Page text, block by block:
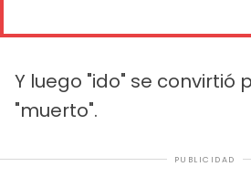
Y luego "ido" se convirtió
"muerto".
PUBLICIDAD